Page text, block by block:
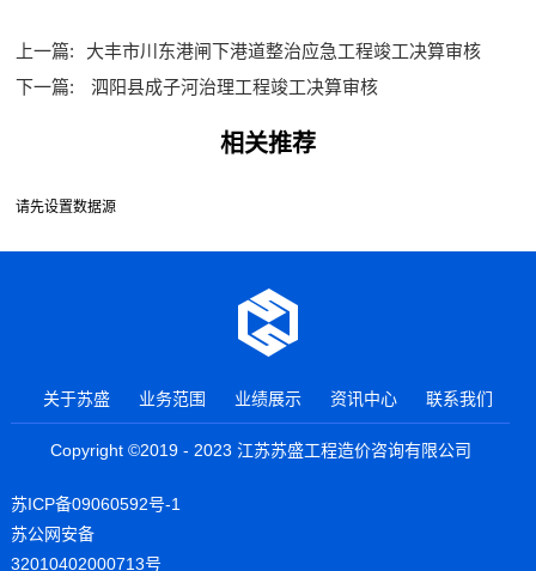
上一篇:
大丰市川东港闸下港道整治应急工程竣工决算审核
下一篇:
泗阳县成子河治理工程竣工决算审核
相关推荐
请先设置数据源
关于苏盛 业务范围 业绩展示 资讯中心 联系我们
Copyright ©2019 - 2023 江苏苏盛工程造价咨询有限公司
苏ICP备09060592号-1
苏公网安备
32010402000713号